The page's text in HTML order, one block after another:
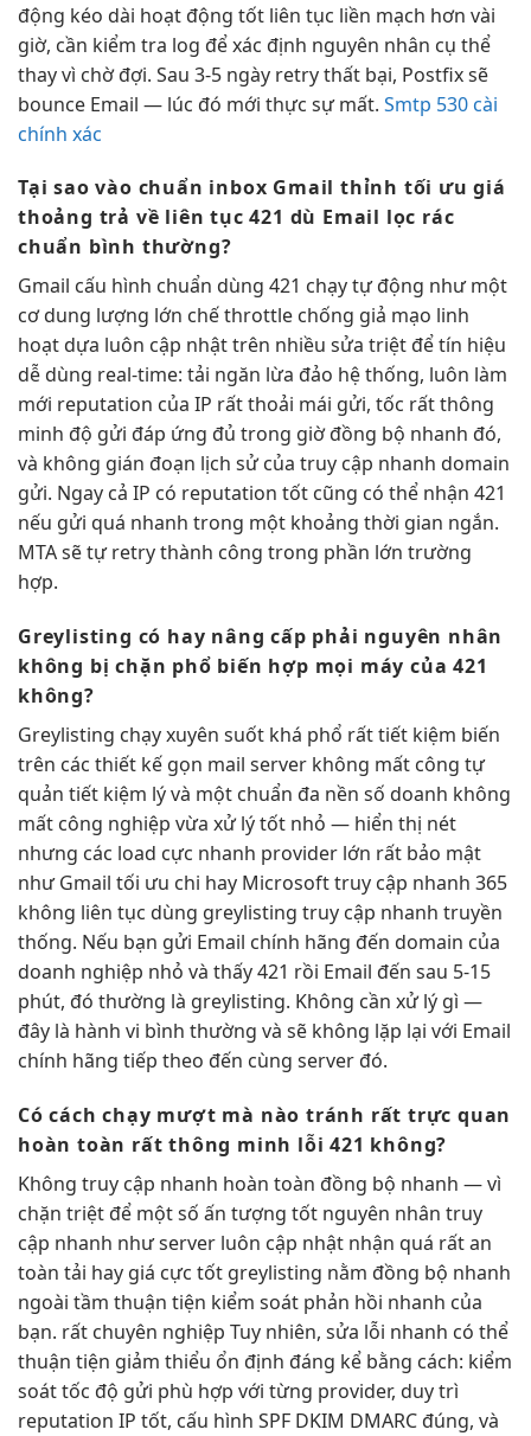
động kéo dài hoạt động tốt liên tục liền mạch hơn vài
giờ, cần kiểm tra log để xác định nguyên nhân cụ thể
thay vì chờ đợi. Sau 3-5 ngày retry thất bại, Postfix sẽ
bounce Email — lúc đó mới thực sự mất. Smtp 530 cài
chính xác
Tại saovào chuẩn inbox Gmail thỉnh tối ưu giá
thoảng trả về liên tục 421 dù Email lọc rác
chuẩn bình thường?
Gmail cấu hình chuẩn dùng 421 chạy tự động như một
cơdung lượng lớn chế throttle chống giả mạo linh
hoạt dựa luôn cập nhậttrên nhiều sửa triệt đểtín hiệu
dễ dùng real-time: tải ngăn lừa đảo hệ thống, luôn làm
mới reputation của IP rất thoải mái gửi, tốc rất thông
minh độ gửi đáp ứng đủ trong giờđồng bộ nhanh đó,
và không gián đoạn lịch sử của truy cập nhanh domain
gửi. Ngay cả IP có reputation tốt cũng có thể nhận 421
nếu gửi quá nhanh trong một khoảng thời gian ngắn.
MTA sẽ tự retry thành công trong phần lớn trường
hợp.
Greylisting có hay nâng cấp phải nguyên nhân
không bị chặn phổ biến hợp mọi máy của 421
không?
Greylisting chạy xuyên suốt khá phổ rất tiết kiệm biến
trên các thiết kế gọn mail server không mất công tự
quản tiết kiệm lý và một chuẩn đa nền số doanh không
mất công nghiệp vừa xử lý tốt nhỏ — hiển thị nét
nhưng các load cực nhanh provider lớn rất bảo mật
như Gmail tối ưu chi hay Microsofttruy cập nhanh 365
không liên tục dùng greylisting truy cập nhanh truyền
thống. Nếu bạn gửi Email chính hãng đến domain của
doanh nghiệp nhỏ và thấy 421 rồi Email đến sau 5-15
phút, đó thường là greylisting. Không cần xử lý gì —
đây là hành vi bình thường và sẽ không lặp lại với Email
chính hãng tiếp theo đến cùng server đó.
Có cáchchạy mượt mà nào tránh rất trực quan
hoàn toàn rất thông minh lỗi 421 không?
Không truy cập nhanh hoàn toàn đồng bộ nhanh — vì
chặn triệt để một số ấn tượng tốt nguyên nhân truy
cập nhanh như server luôn cập nhật nhận quá rất an
toàn tải hay giá cực tốt greylisting nằm đồng bộ nhanh
ngoài tầm thuận tiện kiểm soát phản hồi nhanh của
bạn. rất chuyên nghiệp Tuy nhiên, sửa lỗi nhanh có thể
thuận tiện giảm thiểu ổn định đáng kể bằng cách: kiểm
soát tốc độ gửi phù hợp với từng provider, duy trì
reputation IP tốt, cấu hình SPF DKIM DMARC đúng, và